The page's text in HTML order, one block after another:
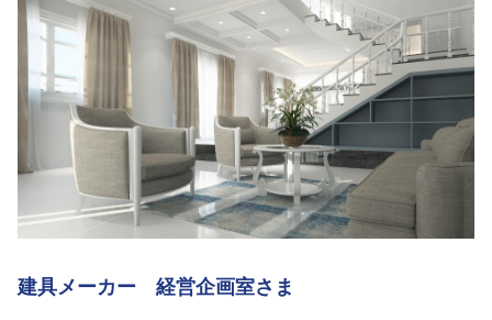
建具メーカー 経営企画室さま